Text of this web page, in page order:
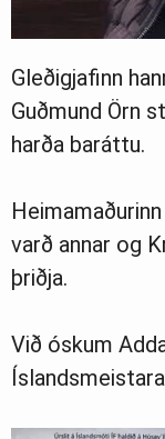
Gleðigjafinn
Guðmund Örn
harða baráttu.
varð annar og
þriðja.
Við óskum